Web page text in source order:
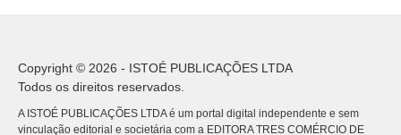
Copyright © 2026 - ISTOÉ PUBLICAÇÕES LTDA
Todos os direitos reservados.
A ISTOÉ PUBLICAÇÕES LTDA é um portal digital independente e sem
vinculação editorial e societária com a EDITORA TRES COMÉRCIO DE